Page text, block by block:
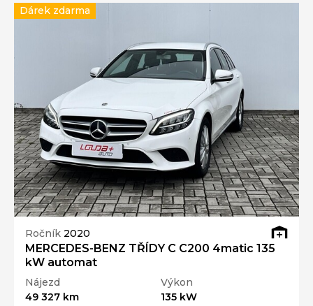
Ročník 2020
MERCEDES-BENZ TŘÍDY C C200 4matic 135
kW automat
Nájezd
49 327 km
Výkon
135 kW
Dárek zdarma